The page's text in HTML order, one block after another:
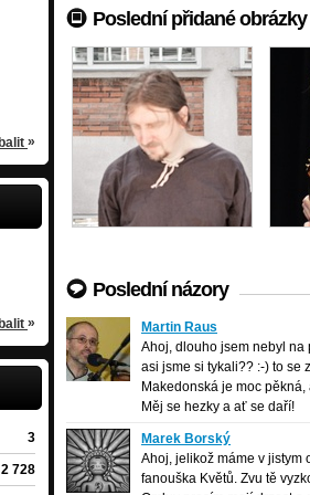
Poletíme? - Lokomotiva
Listolet - Leť holka leť - Listolet (2012)
Noi - Za myho tatu
Noi - Rorate coeli desuper
Marcel Kříž - Balada o sžírající touze -
Marek Borský
Chodov
Už Jsme Doma
experimental-punk/Prague
»
»
3
2 728
Poslední přidané obrázky
Poslední názory
Martin RausBílovice nad
Martin Raus
Ahoj, dlouho jsem nebyl na
asi jsme si tykali?? :-) to se
Makedonská je moc
Měj se hezky a ať se daří!
Marek Borskýblack-folk
Marek Borský
Ahoj, jelikož máme v jistym
fanouška Květů. Zvu tě